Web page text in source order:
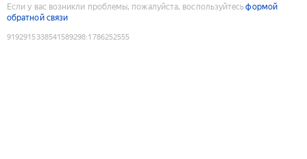
Если у вас возникли проблемы, пожалуйста, воспользуйтесьформой
обратной связи
9192915338541589298:1786252555